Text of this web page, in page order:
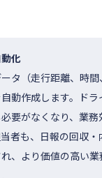
化
タ（走行距離、時
動作成します。ド
要がなくなり、業
者も、日報の回収
、より価値の高い業